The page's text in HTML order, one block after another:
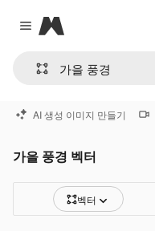
Close menu
Magnific
AI 생성 이미지 만들기
가을 풍경 벡터
벡터